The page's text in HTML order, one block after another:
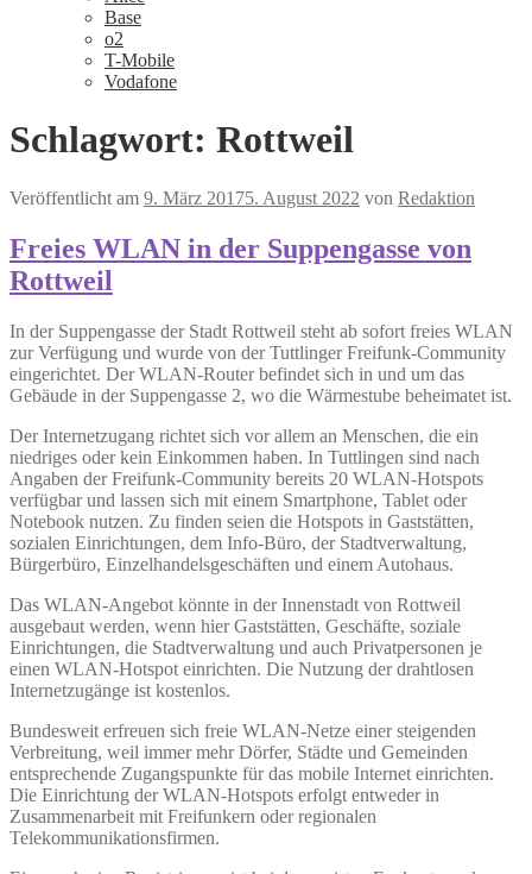
Base
o2
T-Mobile
Vodafone
Schlagwort: Rottweil
Veröffentlicht am 9. März 20175. August 2022 von Redaktion
Freies WLAN in der Suppengasse von
Rottweil
In der Suppengasse der Stadt Rottweil steht ab sofort freies WLAN
zur Verfügung und wurde von der Tuttlinger Freifunk-Community
eingerichtet. Der WLAN-Router befindet sich in und um das
Gebäude in der Suppengasse 2, wo die Wärmestube beheimatet ist.
Der Internetzugang richtet sich vor allem an Menschen, die ein
niedriges oder kein Einkommen haben. In Tuttlingen sind nach
Angaben der Freifunk-Community bereits 20 WLAN-Hotspots
verfügbar und lassen sich mit einem Smartphone, Tablet oder
Notebook nutzen. Zu finden seien die Hotspots in Gaststätten,
sozialen Einrichtungen, dem Info-Büro, der Stadtverwaltung,
Bürgerbüro, Einzelhandelsgeschäften und einem Autohaus.
Das WLAN-Angebot könnte in der Innenstadt von Rottweil
ausgebaut werden, wenn hier Gaststätten, Geschäfte, soziale
Einrichtungen, die Stadtverwaltung und auch Privatpersonen je
einen WLAN-Hotspot einrichten. Die Nutzung der drahtlosen
Internetzugänge ist kostenlos.
Bundesweit erfreuen sich freie WLAN-Netze einer steigenden
Verbreitung, weil immer mehr Dörfer, Städte und Gemeinden
entsprechende Zugangspunkte für das mobile Internet einrichten.
Die Einrichtung der WLAN-Hotspots erfolgt entweder in
Zusammenarbeit mit Freifunkern oder regionalen
Telekommunikationsfirmen.